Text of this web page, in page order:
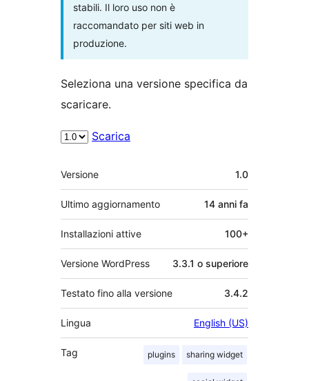
stabili. Il loro uso non è
raccomandato per siti web in
produzione.
Seleziona una versione specifica da
scaricare.
Scarica
Meta
Versione 1.0
Ultimo aggiornamento 14 anni fa
Installazioni attive 100+
Versione WordPress 3.3.1 o superiore
Testato fino alla versione 3.4.2
Lingua English (US)
Tag plugins sharing widget